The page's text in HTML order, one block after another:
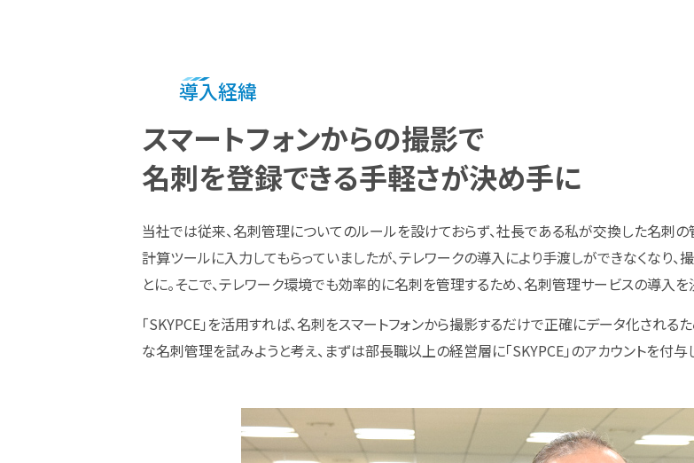
導入経緯
スマートフォンからの撮影で
名刺を登録できる手軽さが決め手に
当社では従来、名刺管理についてのルールを設けておらず、社長である私が交換した名刺
計算ツールに入力してもらっていましたが、テレワークの導入により手渡しができなくなり
とに。そこで、テレワーク環境でも効率的に名刺を管理するため、名刺管理サービスの導入を
「SKYPCE」を活用すれば、名刺をスマートフォンから撮影するだけで正確にデータ化される
な名刺管理を試みようと考え、まずは部長職以上の経営層に「SKYPCE」のアカウントを付与